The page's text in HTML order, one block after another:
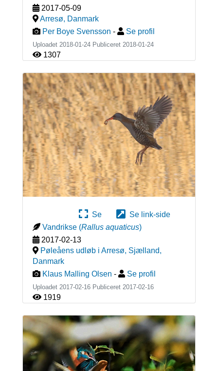
2017-05-09
Arresø, Danmark
Per Boye Svensson - Se profil
Uploadet 2018-01-24 Publiceret 2018-01-24
1307
Se
Se link-side
Vandrikse (Rallus aquaticus)
2017-02-13
Pøleåens udløb i Arresø, Sjælland,
Danmark
Klaus Malling Olsen - Se profil
Uploadet 2017-02-16 Publiceret 2017-02-16
1919